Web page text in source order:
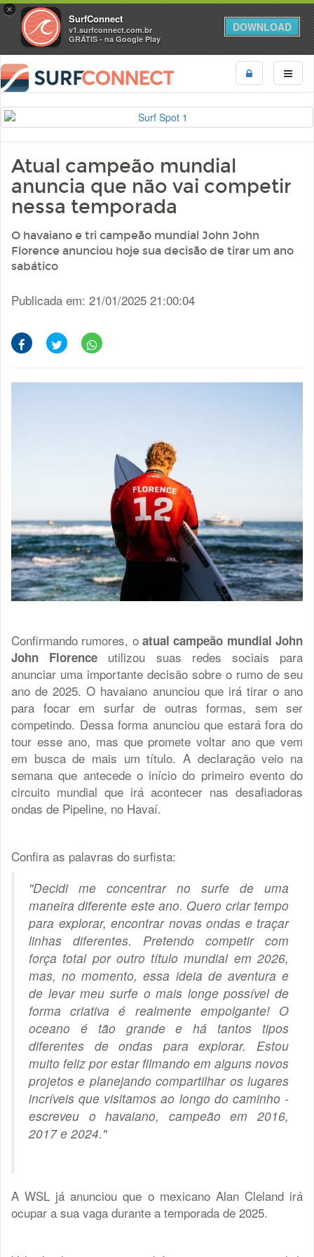
×
SurfConnect
v1.surfconnect.com.br
GRÁTIS - na Google Play
DOWNLOAD
Atual campeão mundial
anuncia que não vai competir
nessa temporada
O havaiano e tri campeão mundial John John
Florence anunciou hoje sua decisão de tirar um ano
sabático
Publicada em: 21/01/2025 21:00:04
Confirmando rumores, oatual campeão mundial John
John Florence utilizou suas redes sociais para
anunciar uma importante decisão sobre o rumo de seu
ano de 2025. O havaiano anunciou que irá tirar o ano
para focar em surfar de outras formas, sem ser
competindo. Dessa forma anunciou que estará fora do
tour esse ano, mas que promete voltar ano que vem
em busca de mais um título. A declaração veio na
semana que antecede o início do primeiro evento do
circuito mundial que irá acontecer nas desafiadoras
ondas de Pipeline, no Havaí.
Confira as palavras do surfista:
"Decidi me concentrar no surfe de uma
maneira diferente este ano. Quero criar tempo
para explorar, encontrar novas ondas e traçar
linhas diferentes. Pretendo competir com
força total por outro título mundial em 2026,
mas, no momento, essa ideia de aventura e
de levar meu surfe o mais longe possível de
forma criativa é realmente empolgante! O
oceano é tão grande e há tantos tipos
diferentes de ondas para explorar. Estou
muito feliz por estar filmando em alguns novos
projetos e planejando compartilhar os lugares
incríveis que visitamos ao longo do caminho -
escreveu o havaiano, campeão em 2016,
2017 e 2024."
A WSL já anunciou que o mexicano Alan Cleland irá
ocupar a sua vaga durante a temporada de 2025.